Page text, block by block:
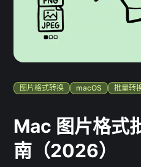
图片格式转换 macOS 批量转
Mac 图片格式
南（2026）